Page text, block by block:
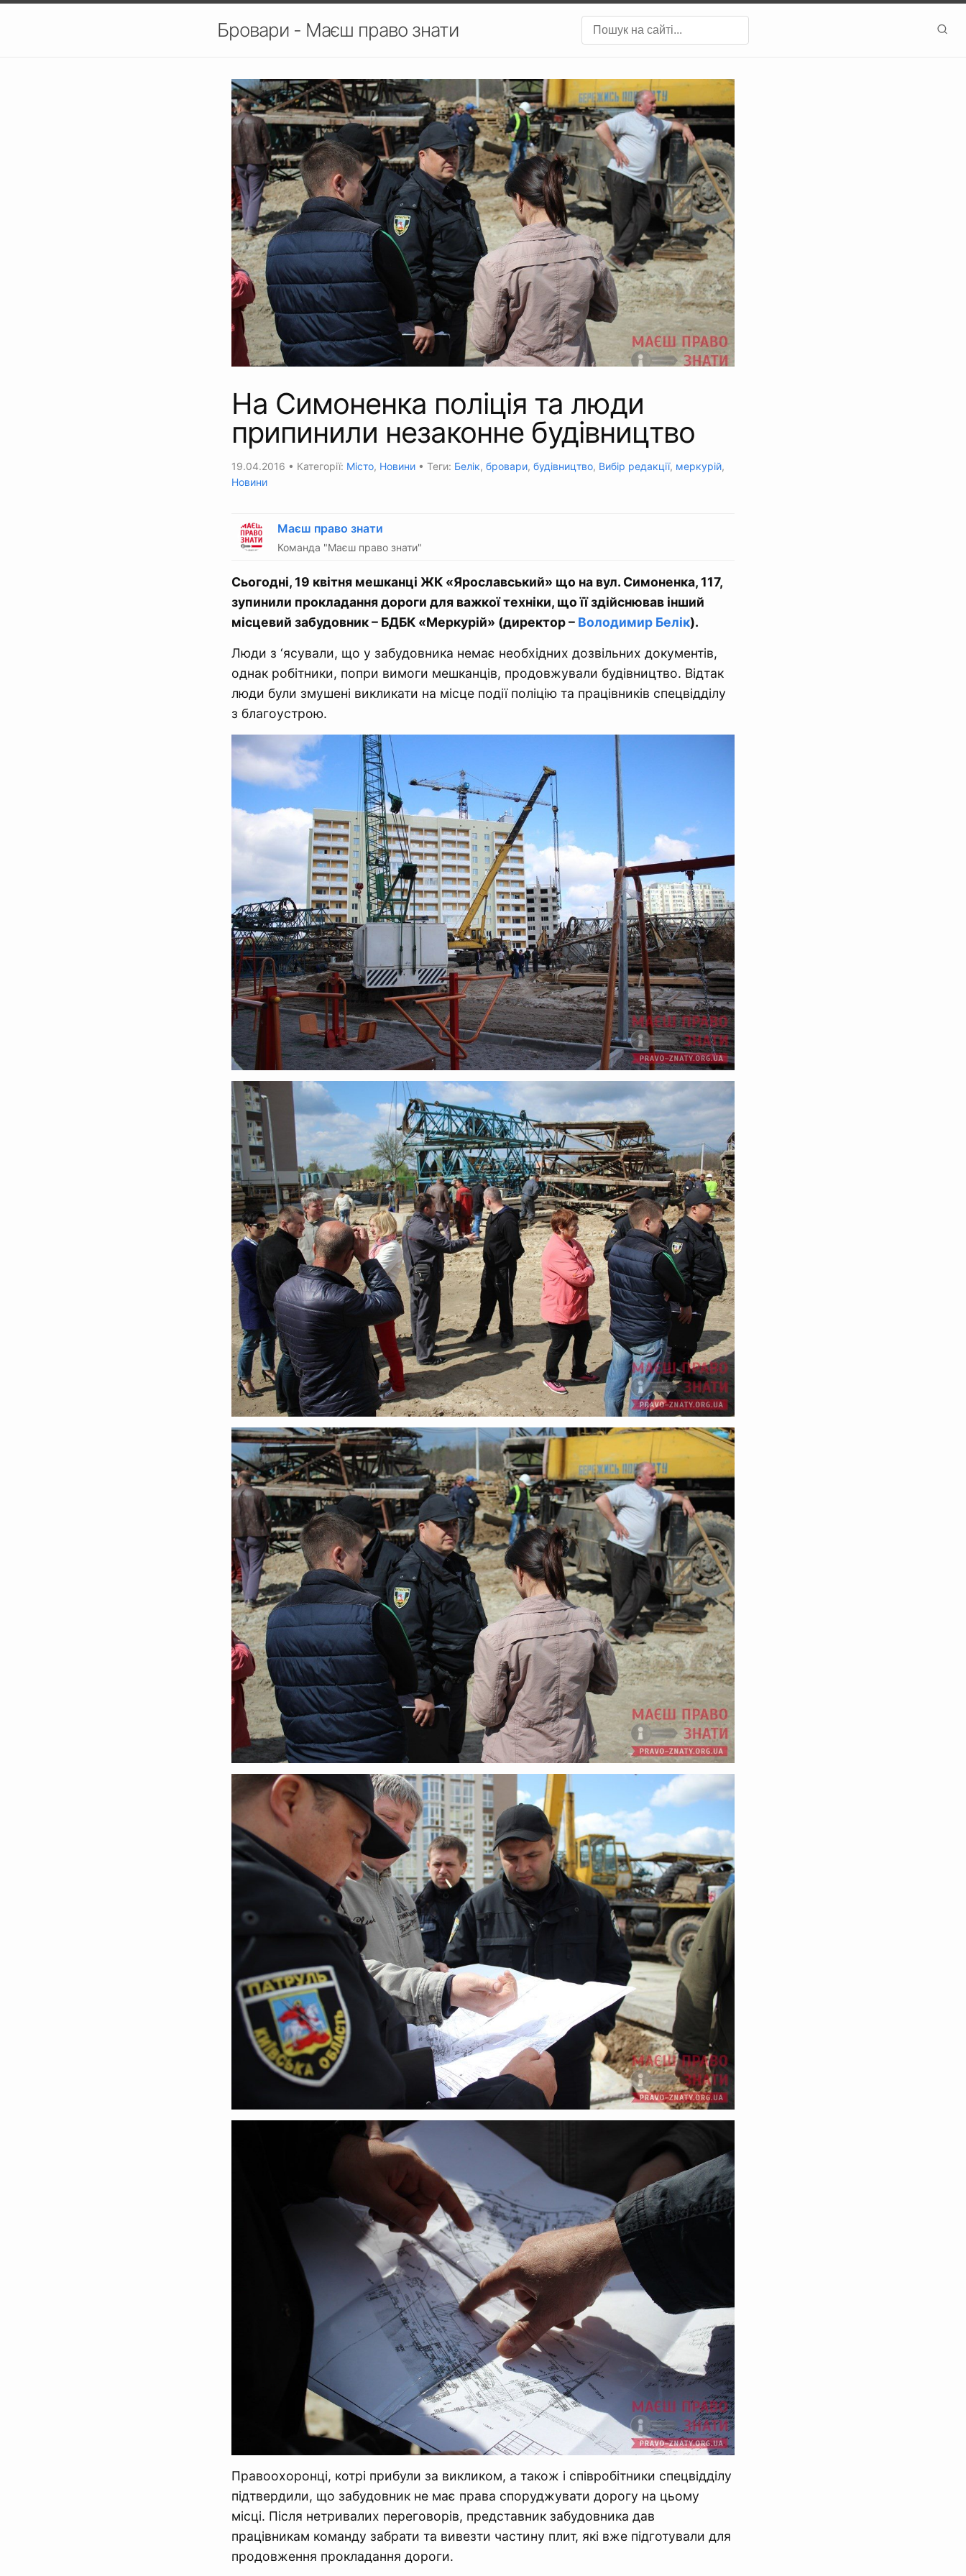
Бровари - Маєш право знати
На Симоненка поліція та люди
припинили незаконне будівництво
19.04.2016 • Категорії: Місто, Новини • Теги: Белік, бровари, будівництво, Вибір редакції, меркурій,
Новини
Маєш право знати
Команда "Маєш право знати"
Сьогодні, 19 квітня мешканці ЖК «Ярославський» що на вул. Симоненка, 117,
зупинили прокладання дороги для важкої техніки, що її здійснював інший
місцевий забудовник – БДБК «Меркурій» (директор – Володимир Белік).
Люди з ‘ясували, що у забудовника немає необхідних дозвільних документів,
однак робітники, попри вимоги мешканців, продовжували будівництво. Відтак
люди були змушені викликати на місце події поліцію та працівників спецвідділу
з благоустрою.
Правоохоронці, котрі прибули за викликом, а також і співробітники спецвідділу
підтвердили, що забудовник не має права споруджувати дорогу на цьому
місці. Після нетривалих переговорів, представник забудовника дав
працівникам команду забрати та вивезти частину плит, які вже підготували для
продовження прокладання дороги.